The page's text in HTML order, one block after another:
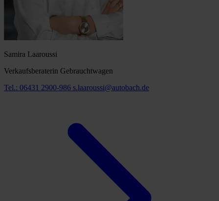
Samira Laaroussi
Verkaufsberaterin Gebrauchtwagen
Tel.: 06431 2900-986 s.laaroussi@autobach.de